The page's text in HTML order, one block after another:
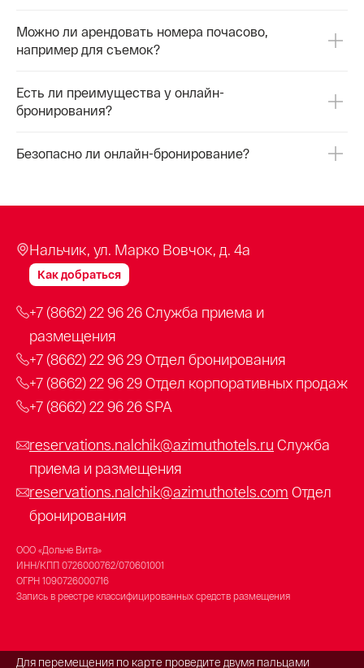
Можно ли арендовать номера почасово,
например для съемок?
Есть ли преимущества у онлайн-
бронирования?
Безопасно ли онлайн-бронирование?
Нальчик, ул. Марко Вовчок, д. 4а
Как добраться
+7 (8662) 22 96 26Служба приема и
размещения
+7 (8662) 22 96 29Отдел бронирования
+7 (8662) 22 96 29Отдел корпоративных продаж
+7 (8662) 22 96 26SPA
reservations.nalchik@azimuthotels.ru Служба
приема и размещения
reservations.nalchik@azimuthotels.com Отдел
бронирования
ООО «Дольче Вита»
ИНН/КПП 0726000762/070601001
ОГРН 1090726000716
Запись в реестре классифицированных средств размещения
Для перемещения по карте проведите двумя пальцами